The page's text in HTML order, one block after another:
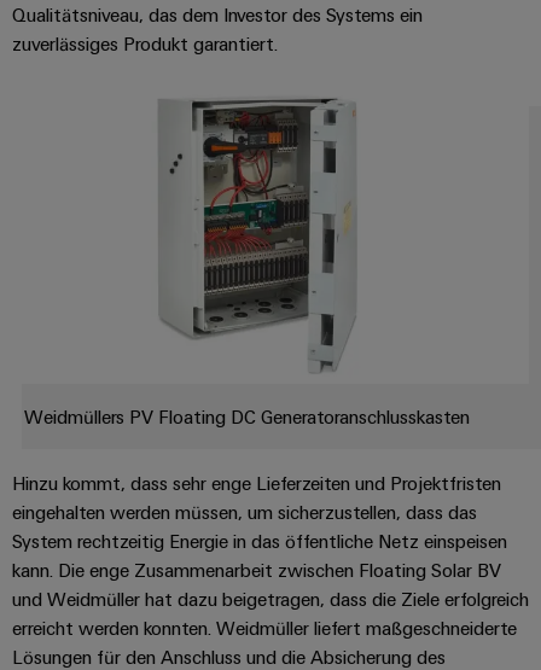
Qualitätsniveau, das dem Investor des Systems ein
zuverlässiges Produkt garantiert.
Weidmüllers PV Floating DC Generatoranschlusskasten
Hinzu kommt, dass sehr enge Lieferzeiten und Projektfristen
eingehalten werden müssen, um sicherzustellen, dass das
System rechtzeitig Energie in das öffentliche Netz einspeisen
kann. Die enge Zusammenarbeit zwischen Floating Solar BV
und Weidmüller hat dazu beigetragen, dass die Ziele erfolgreich
erreicht werden konnten. Weidmüller liefert maßgeschneiderte
Lösungen für den Anschluss und die Absicherung des